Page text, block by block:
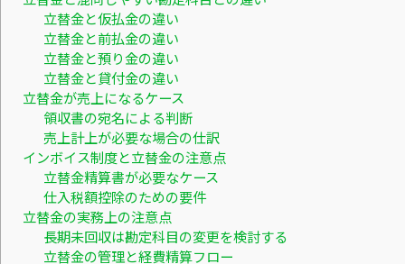
立替金と仮払金の違い
立替金と前払金の違い
立替金と預り金の違い
立替金と貸付金の違い
立替金が売上になるケース
領収書の宛名による判断
売上計上が必要な場合の仕訳
インボイス制度と立替金の注意点
立替金精算書が必要なケース
仕入税額控除のための要件
立替金の実務上の注意点
長期未回収は勘定科目の変更を検討する
立替金の管理と経費精算フロー